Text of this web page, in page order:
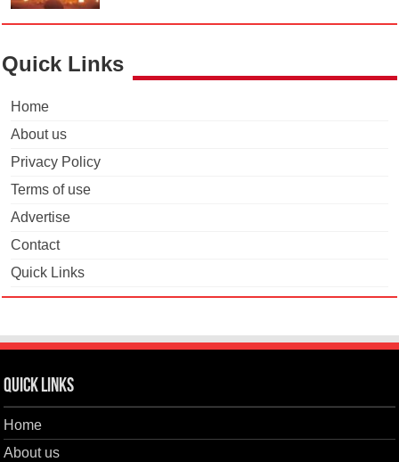
Quick Links
Home
About us
Privacy Policy
Terms of use
Advertise
Contact
Quick Links
Quick Links
Home
About us